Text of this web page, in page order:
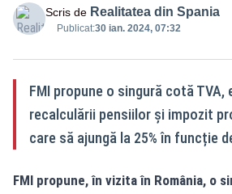
Scris de Realitatea din Spania
Publicat:30 ian. 2024, 07:32
FMI propune o singură cotă TVA,
recalculării pensiilor și impozit
care să ajungă la 25% în funcție
FMI propune, în vizita în România, o